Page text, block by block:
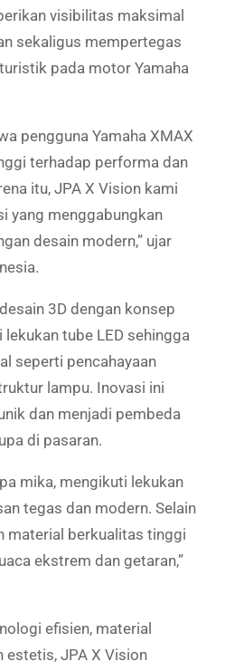
visibilitas maksimal
sekaligus mempertegas
pada motor Yamaha
pengguna Yamaha XMAX
terhadap performa dan
itu, JPA X Vision kami
yang menggabungkan
desain modern,” ujar
3D dengan konsep
tube LED sehingga
seperti pencahayaan
lampu. Inovasi ini
dan menjadi pembeda
di pasaran.
mika, mengikuti lekukan
tegas dan modern. Selain
material berkualitas tinggi
ekstrem dan getaran,”
efisien, material
estetis, JPA X Vision